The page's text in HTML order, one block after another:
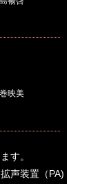
映美
す。
声装置（PA)